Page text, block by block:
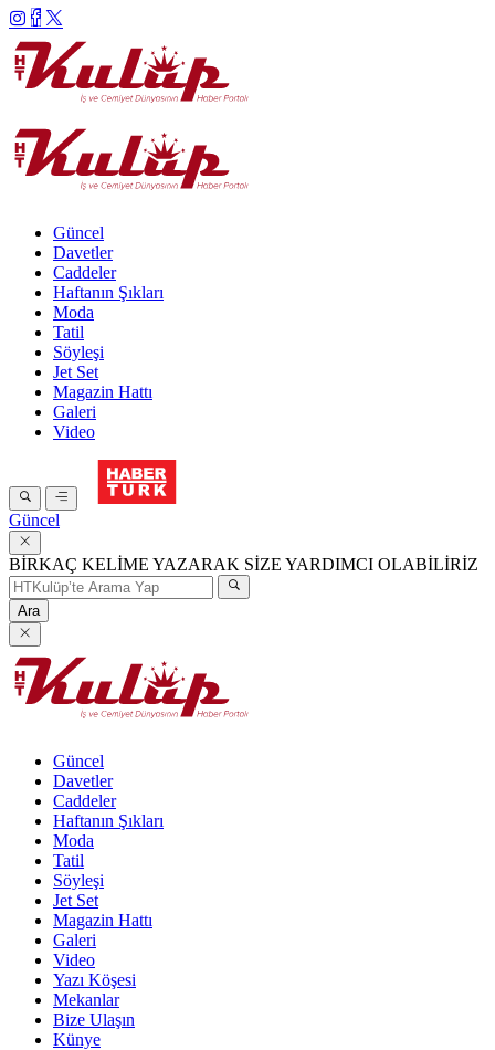
Güncel
Davetler
Caddeler
Haftanın Şıkları
Moda
Tatil
Söyleşi
Jet Set
Magazin Hattı
Galeri
Video
Güncel
BİRKAÇ KELİME YAZARAK SİZE YARDIMCI OLABİLİRİZ
Ara
Güncel
Davetler
Caddeler
Haftanın Şıkları
Moda
Tatil
Söyleşi
Jet Set
Magazin Hattı
Galeri
Video
Yazı Köşesi
Mekanlar
Bize Ulaşın
Künye